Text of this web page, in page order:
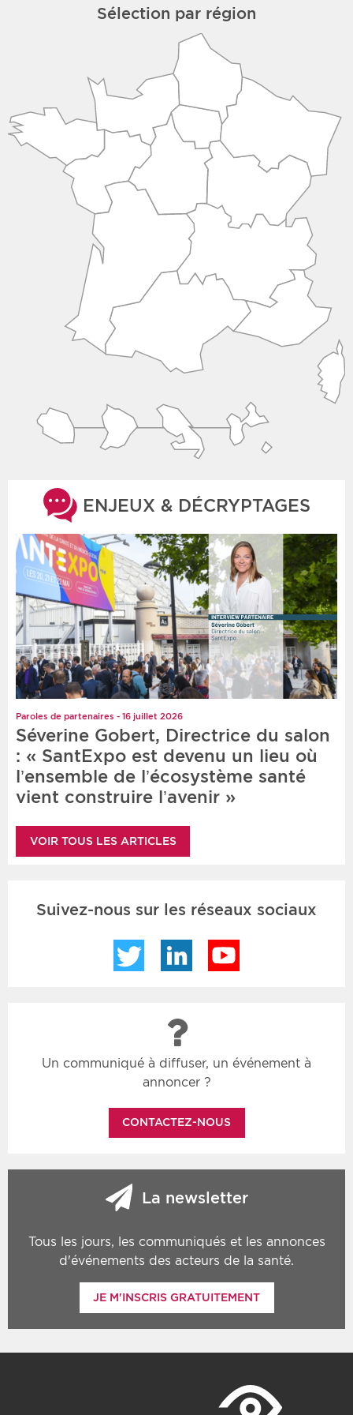
Sélection par région
ENJEUX & DÉCRYPTAGES
Paroles de partenaires - 16 juillet 2026
Séverine Gobert, Directrice du salon
: « SantExpo est devenu un lieu où
l’ensemble de l’écosystème santé
vient construire l’avenir »
VOIR TOUS LES ARTICLES
Suivez-nous sur les réseaux sociaux
Twitter LinkedIn
Un communiqué à diffuser, un événement à
annoncer ?
CONTACTEZ-NOUS
La newsletter
Tous les jours, les communiqués et les annonces
d'événements des acteurs de la santé.
JE M'INSCRIS GRATUITEMENT